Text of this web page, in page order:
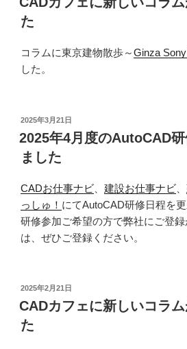
日:
た
コラムに東京建物散歩～Ginza
した。
投
稿
日:
2025年3月21日
2025年4月度のAutoCAD
ました
CADお仕事ナビ 建設お仕事ナビ
っしゅ！ にてAutoCAD研修日程を更
研修参加ご希望の方で弊社にご登
は、ぜひご登録ください。
投
稿
日:
2025年2月21日
CADカフェに新しいコラ
た